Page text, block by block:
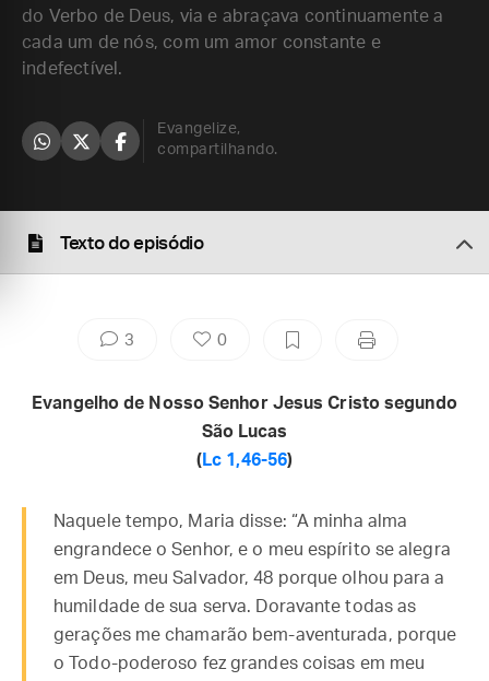
do Verbo de Deus, via e abraçava continuamente a
cada um de nós, com um amor constante e
indefectível.
Evangelize,
compartilhando.
Texto do episódio
3 0
Evangelho de Nosso Senhor Jesus Cristo segundo
São Lucas
( Lc 1,46-56)
Naquele tempo, Maria disse: “A minha alma
engrandece o Senhor, e o meu espírito se alegra
em Deus, meu Salvador, 48 porque olhou para a
humildade de sua serva. Doravante todas as
gerações me chamarão bem-aventurada, porque
o Todo-poderoso fez grandes coisas em meu